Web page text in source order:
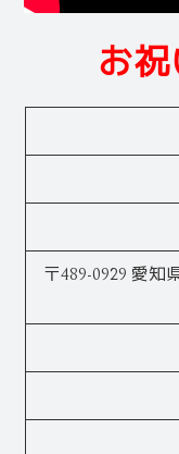
お
〒489-0929 愛知